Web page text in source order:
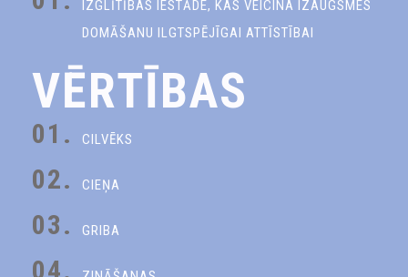
IZGLĪTĪBAS IESTĀDE, KAS VEICINA IZAUGSMES
DOMĀŠANU ILGTSPĒJĪGAI ATTĪSTĪBAI
VĒRTĪBAS
01. CILVĒKS
02. CIEŅA
03. GRIBA
04.